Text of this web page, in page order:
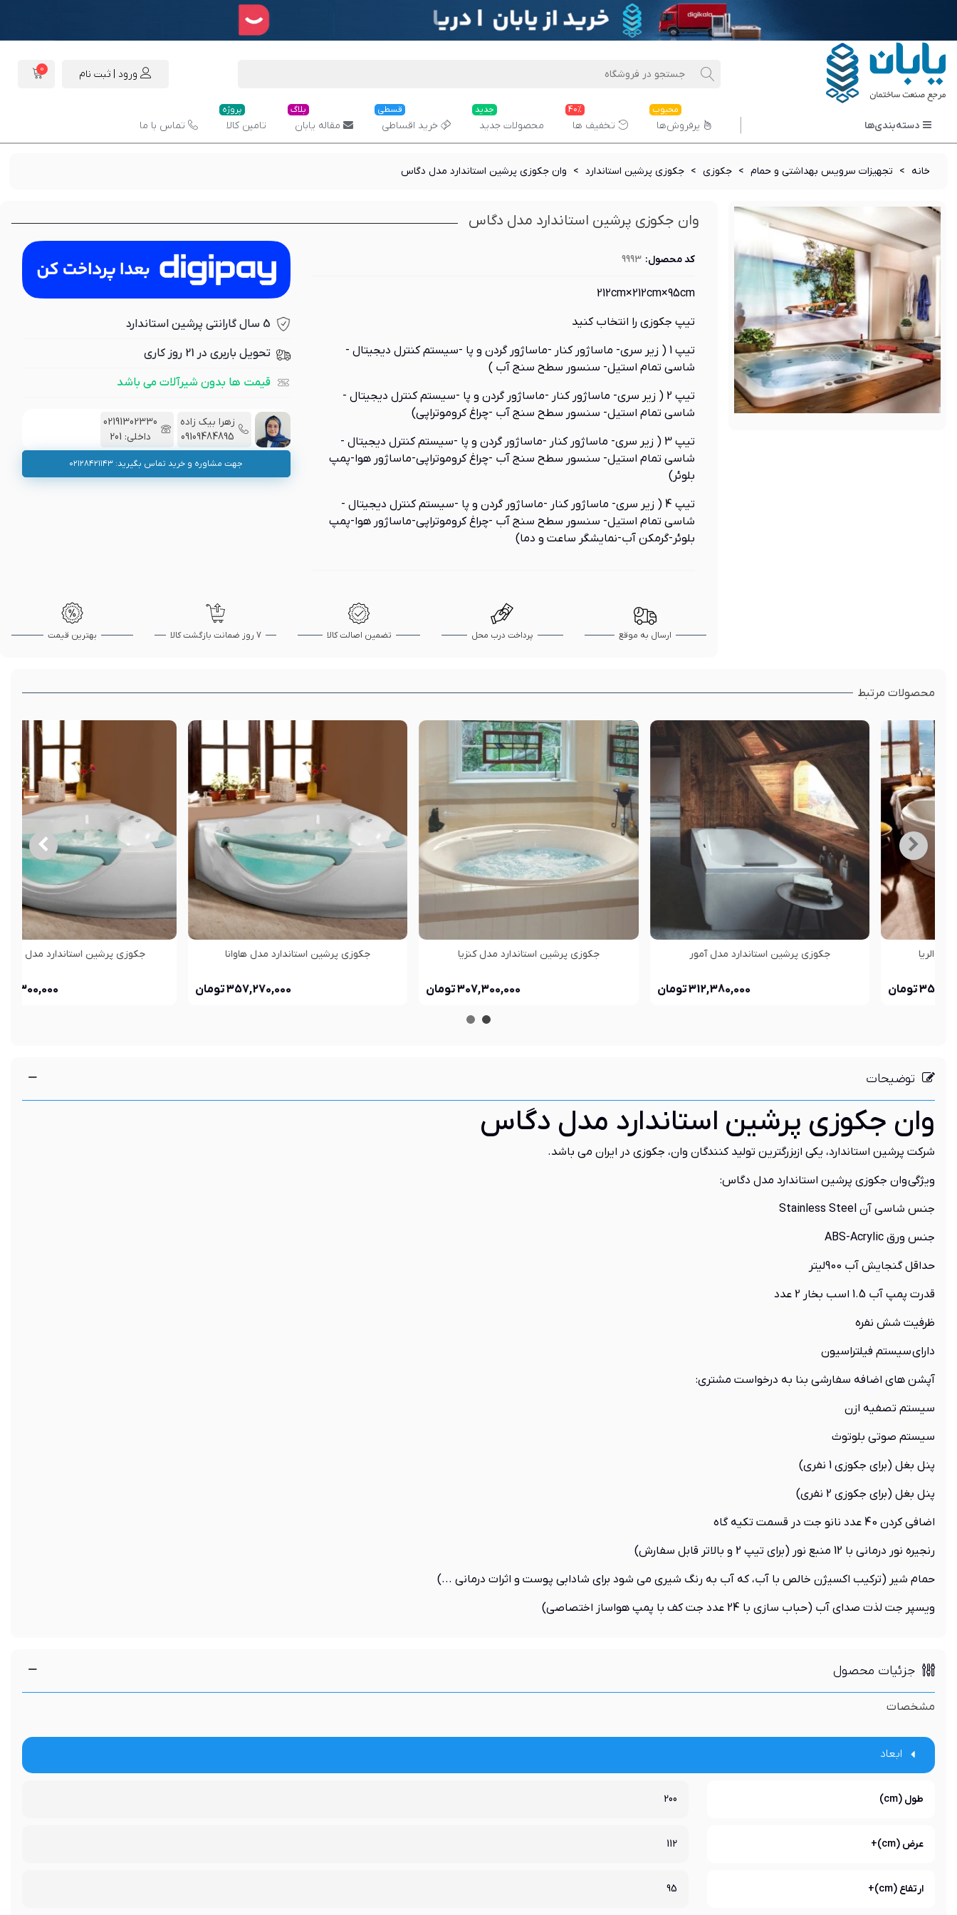
ورود | ثبت نام 0
دسته‌بندی‌ها پرفروش‌ها
محبوب
تخفیف ها
40%
محصولات جدید
جدید
خرید اقساطی
قسطی
مقاله یابان
بلاگ
تامین کالا
پروژه
تماس با ما
خانه > تجهیزات سرویس بهداشتی و حمام > جکوزی > جکوزی پرشین استاندارد > وان جکوزی پرشین استاندارد مدل دگاس
وان جکوزی پرشین استاندارد مدل دگاس
کد محصول: 9993
212cm×212cm×95cm
تیپ جکوزی را انتخاب کنید
تیپ 1 ( زیر سری- ماساژور کنار -ماساژور گردن و پا -سیستم کنترل دیجیتال -
شاسی تمام استیل- سنسور سطح سنج آب )
تیپ 2 ( زیر سری- ماساژور کنار -ماساژور گردن و پا -سیستم کنترل دیجیتال -
شاسی تمام استیل- سنسور سطح سنج آب -چراغ کروموتراپی)
تیپ 3 ( زیر سری- ماساژور کنار -ماساژور گردن و پا -سیستم کنترل دیجیتال -
شاسی تمام استیل- سنسور سطح سنج آب -چراغ کروموتراپی-ماساژور هوا-پمپ
بلوئر)
تیپ 4 ( زیر سری- ماساژور کنار -ماساژور گردن و پا -سیستم کنترل دیجیتال -
شاسی تمام استیل- سنسور سطح سنج آب -چراغ کروموتراپی-ماساژور هوا-پمپ
بلوئر-گرمکن آب-نمایشگر ساعت و دما)
5 سال گارانتی پرشین استاندارد
تحویل باربری در 21 روز کاری
قیمت ها بدون شیرآلات می باشد
زهرا بیک زاده
09109484895
02191302330
داخلی: 201
جهت مشاوره و خرید تماس بگیرید: ۰۲۱۲۸۴۲۱۱۴۳
ارسال به موقع پرداخت درب محل تضمین اصالت کالا 7 روز ضمانت بازگشت کالا بهترین قیمت
محصولات مرتبط
جکوزی پرشین استاندارد مدل پرشیا 195 جکوزی پرشین استاندارد مدل پارمیس جکوزی پرشین استاندارد مدل آفرودیت
324,400,000 تومان
جکوزی پرشین استاندارد مدل والریا
توضیحات
وان جکوزی پرشین استاندارد مدل دگاس
شرکت پرشین استاندارد، یکی ازبزرگترین تولید کنندگان وان، جکوزی در ایران می باشد.
ویژگی وان جکوزی پرشین استاندارد مدل دگاس:
جنس شاسی آن Stainless Steel
جنس ورق ABS-Acrylic
حداقل گنجایش آب 900لیتر
قدرت پمپ آب 1.5 اسب بخار 2 عدد
ظرفیت شش نفره
دارای سیستم فیلتراسیون
آپشن های اضافه سفارشی بنا به درخواست مشتری:
سیستم تصفیه ازن
سیستم صوتی بلوتوث
پنل بغل (برای جکوزی 1 نفری)
پنل بغل (برای جکوزی 2 نفری)
اضافی کردن 40 عدد نانو جت در قسمت تکیه گاه
رنجیره نور درمانی با 12 منبع نور (برای تیپ 2 و بالاتر قابل سفارش)
حمام شیر (ترکیب اکسیژن خالص با آب، که آب به رنگ شیری می شود برای شادابی پوست و اثرات درمانی ...)
ویسپر جت لذت صدای آب (حباب سازی با 24 عدد جت کف با پمپ هواساز اختصاصی)
جزئیات محصول
مشخصات
ابعاد
طول (cm) 200
عرض (cm)+ 112
ارتفاع (cm)+ 95